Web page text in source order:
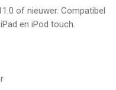
-richting in de gaten. Je
devies! Schiet zo vaak
je niet bezwijkt onder de
en leer hoe je de beste
of nieuwer. Compatibel
en iPod touch.